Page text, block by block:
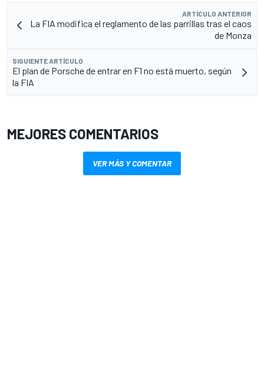
ARTÍCULO ANTERIOR
La FIA modifica el reglamento de las parrillas tras el caos
de Monza
SIGUIENTE ARTÍCULO
El plan de Porsche de entrar en F1 no está muerto, según
la FIA
MEJORES COMENTARIOS
VER MÁS Y COMENTAR